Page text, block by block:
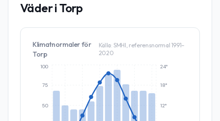
Väder iTorp
Klimatnormaler för
Torp
Källa: SMHI, referensnormal 1991–
2020
50
75
100
12°
18°
24°